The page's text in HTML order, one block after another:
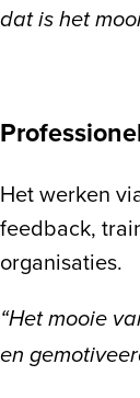
dat is het
Het werken
feedback,
organisaties.
“Het mooie
en